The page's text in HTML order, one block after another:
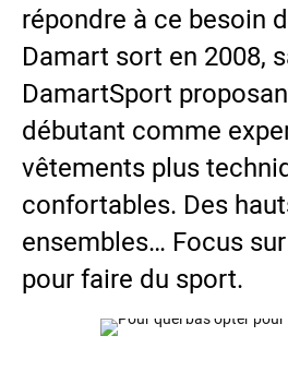
répondre à ce besoin
Damart sort en 2008,
DamartSport
débutant comme
vêtements plus
confortables. Des
ensembles… Focus
pour faire du sport.